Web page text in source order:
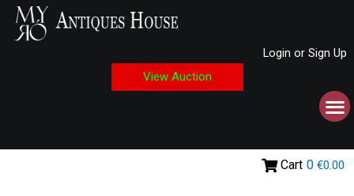
Login or Sign Up
View Auction
Cart 0 €0.00